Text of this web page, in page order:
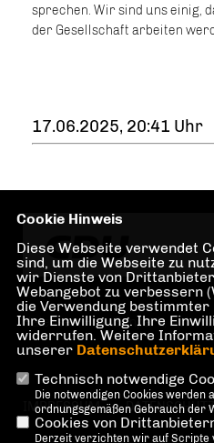
sprechen. Wir sind uns einig,
der Gesellschaft arbeiten
17.06.2025, 20:41 Uhr
Halensee, Preußenpark,
IMPRESSUM DATENSCHUTZ
Cookie Hinweis
Diese Webseite verwendet
sind, um die Webseite zu
wir Dienste von
Webangebot zu verbessern
die Verwendung
Ihre Einwilligung. Ihre
widerrufen. Weitere
unserer
Technisch notwendige
Die notwendigen Cookies werden
ordnungsgemäßen Gebrauch der
Cookies von
Derzeit verzichten wir auf